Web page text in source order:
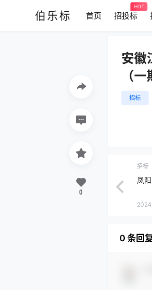
伯乐标 首页 招投标
HOT
安徽
（
招标
0
招标
凤
0 条回